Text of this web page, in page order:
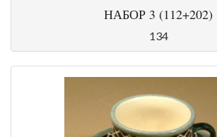
НАБОР 3 (112+202)
134